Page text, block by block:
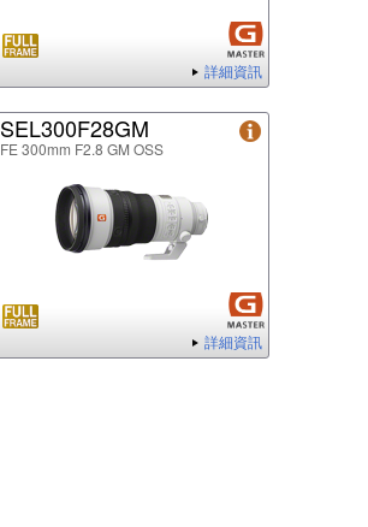
詳細資訊
SEL300F28GM
FE 300mm F2.8 GM OSS
詳細資訊